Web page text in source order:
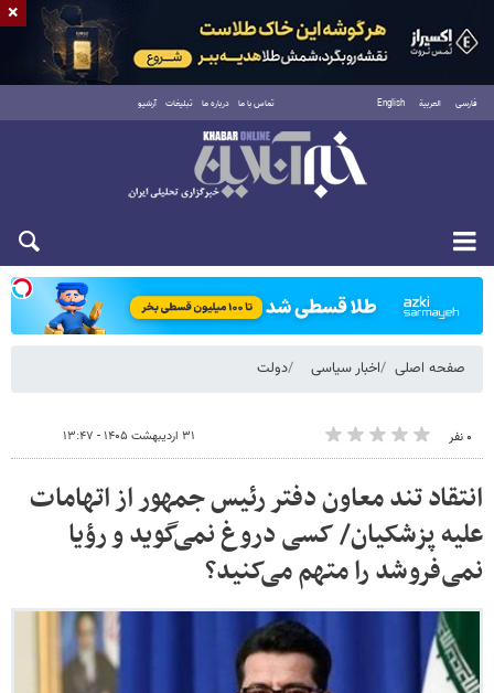
فارسی العربية English تماس با ما درباره ما تبلیغات آرشیو
شنبه ۱۷ مرداد ۱۴۰۵
صفحه اصلی اخبار سیاسی دولت
۰ نفر ۳۱ اردیبهشت ۱۴۰۵ - ۱۳:۴۷
انتقاد تند معاون دفتر رئیس جمهور از اتهامات
علیه پزشکیان/ کسی دروغ نمی‌گوید و رؤیا
نمی‌فروشد را متهم می‌کنید؟
×